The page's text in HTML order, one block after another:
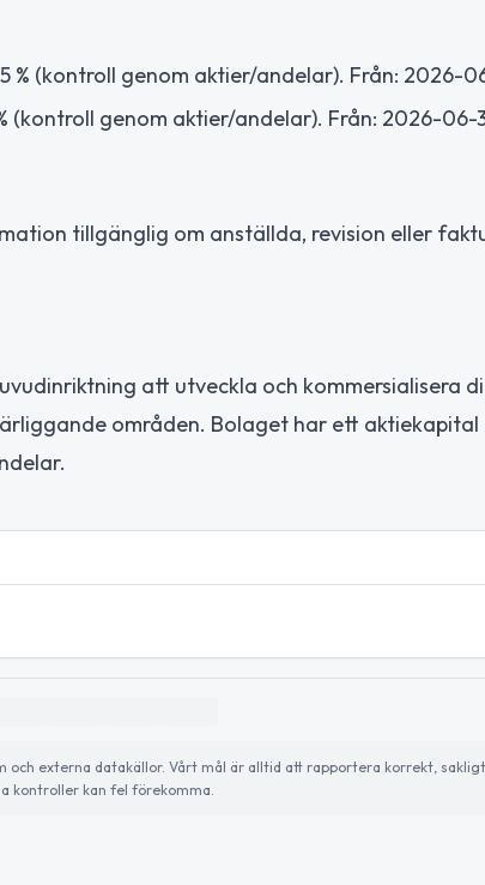
% (kontroll genom aktier/andelar). Från: 2026-
(kontroll genom aktier/andelar). Från: 2026-06-
tillgänglig om anställda, revision eller
att utveckla och kommersialisera
områden. Bolaget har ett aktiekapital
externa datakällor. Vårt mål är alltid att rapportera korrekt,
kontroller kan fel förekomma.